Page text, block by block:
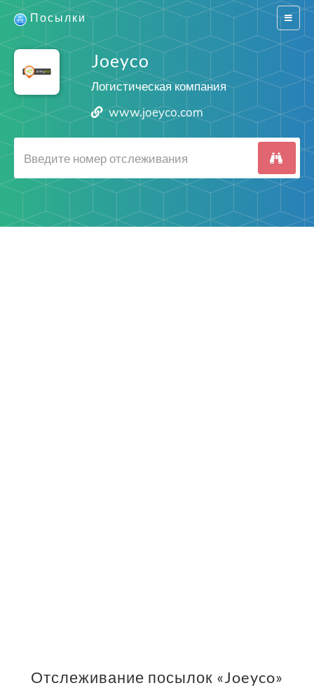
Switch
Посылки
Joeyco
Логистическая компания
www.joeyco.com
Отслеживание посылок «Joeyco»